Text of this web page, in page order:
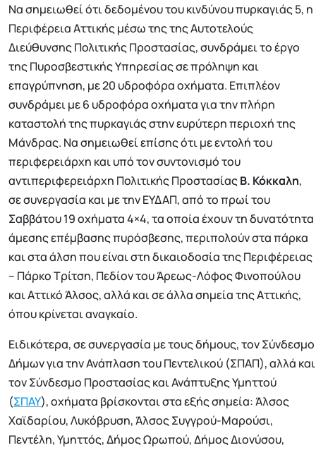
Να σημειωθεί ότι δεδομένου του κινδύνου πυρκαγιάς 5, η
Περιφέρεια Αττικής μέσω της της Αυτοτελούς
Διεύθυνσης Πολιτικής Προστασίας, συνδράμει το έργο
της Πυροσβεστικής Υπηρεσίας σε πρόληψη και
επαγρύπνηση, με 20 υδροφόρα οχήματα. Επιπλέον
συνδράμει με 6 υδροφόρα οχήματα για την πλήρη
καταστολή της πυρκαγιάς στην ευρύτερη περιοχή της
Μάνδρας. Να σημειωθεί επίσης ότι με εντολή του
περιφερειάρχη και υπό τον συντονισμό του
αντιπεριφερειάρχη Πολιτικής ΠροστασίαςΒ. Κόκκαλη,
σε συνεργασία και με την ΕΥΔΑΠ, από το πρωί του
Σαββάτου 19 οχήματα 4×4, τα οποία έχουν τη δυνατότητα
άμεσης επέμβασης πυρόσβεσης, περιπολούν στα πάρκα
και στα άλση που είναι στη δικαιοδοσία της Περιφέρειας
– Πάρκο Τρίτση, Πεδίον του Άρεως-Λόφος Φινοπούλου
και Αττικό Άλσος, αλλά και σε άλλα σημεία της Αττικής,
όπου κρίνεται αναγκαίο.
Ειδικότερα, σε συνεργασία με τους δήμους, τον Σύνδεσμο
Δήμων για την Ανάπλαση του Πεντελικού (ΣΠΑΠ), αλλά και
τον Σύνδεσμο Προστασίας και Ανάπτυξης Υμηττού
(ΣΠΑΥ), οχήματα βρίσκονται στα εξής σημεία: Άλσος
Χαϊδαρίου, Λυκόβρυση, Άλσος Συγγρού-Μαρούσι,
Πεντέλη, Υμηττός, Δήμος Ωρωπού, Δήμος Διονύσου,